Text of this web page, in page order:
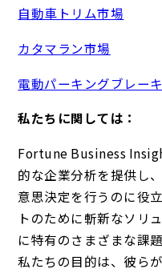
自動車トリム市場
カタマラン市場
電動パーキングブレー
私たちに関しては：
Fortune Business
的な企業分析を提供し
意思決定を行うのに役
トのために斬新なソリ
に特有のさまざまな課
私たちの目的は、彼ら